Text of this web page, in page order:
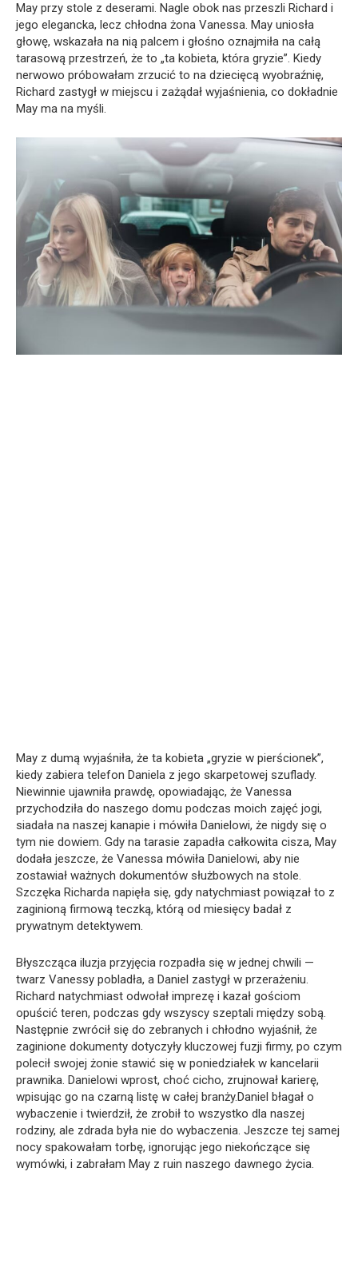
May przy stole z deserami. Nagle obok nas przeszli Richard i
jego elegancka, lecz chłodna żona Vanessa. May uniosła
głowę, wskazała na nią palcem i głośno oznajmiła na całą
tarasową przestrzeń, że to „ta kobieta, która gryzie”. Kiedy
nerwowo próbowałam zrzucić to na dziecięcą wyobraźnię,
Richard zastygł w miejscu i zażądał wyjaśnienia, co dokładnie
May ma na myśli.
May z dumą wyjaśniła, że ta kobieta „gryzie w pierścionek”,
kiedy zabiera telefon Daniela z jego skarpetowej szuflady.
Niewinnie ujawniła prawdę, opowiadając, że Vanessa
przychodziła do naszego domu podczas moich zajęć jogi,
siadała na naszej kanapie i mówiła Danielowi, że nigdy się o
tym nie dowiem. Gdy na tarasie zapadła całkowita cisza, May
dodała jeszcze, że Vanessa mówiła Danielowi, aby nie
zostawiał ważnych dokumentów służbowych na stole.
Szczęka Richarda napięła się, gdy natychmiast powiązał to z
zaginioną firmową teczką, którą od miesięcy badał z
prywatnym detektywem.
Błyszcząca iluzja przyjęcia rozpadła się w jednej chwili —
twarz Vanessy pobladła, a Daniel zastygł w przerażeniu.
Richard natychmiast odwołał imprezę i kazał gościom
opuścić teren, podczas gdy wszyscy szeptali między sobą.
Następnie zwrócił się do zebranych i chłodno wyjaśnił, że
zaginione dokumenty dotyczyły kluczowej fuzji firmy, po czym
polecił swojej żonie stawić się w poniedziałek w kancelarii
prawnika. Danielowi wprost, choć cicho, zrujnował karierę,
wpisując go na czarną listę w całej branży.Daniel błagał o
wybaczenie i twierdził, że zrobił to wszystko dla naszej
rodziny, ale zdrada była nie do wybaczenia. Jeszcze tej samej
nocy spakowałam torbę, ignorując jego niekończące się
wymówki, i zabrałam May z ruin naszego dawnego życia.